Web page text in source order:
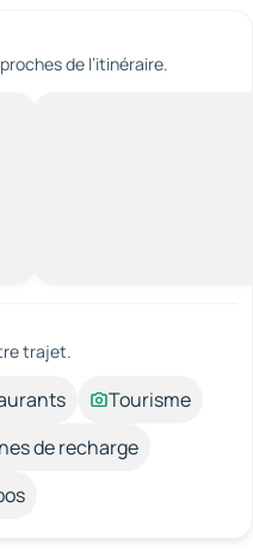
de l’itinéraire.
trajet.
Tourisme
de recharge